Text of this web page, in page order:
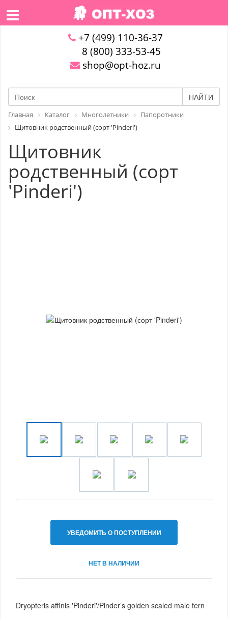
+7 (499) 110-36-37
8 (800) 333-53-45
shop@opt-hoz.ru
НАЙТИ
Главная Каталог Многолетники
Папоротники
Щитовник родственный (сорт 'Pinderi')
Щитовник
родственный (сорт
'Pinderi')
УВЕДОМИТЬ О ПОСТУПЛЕНИИ
НЕТ В НАЛИЧИИ
Dryopteris affinis 'Pinderi'/Pinder’s golden scaled male fern